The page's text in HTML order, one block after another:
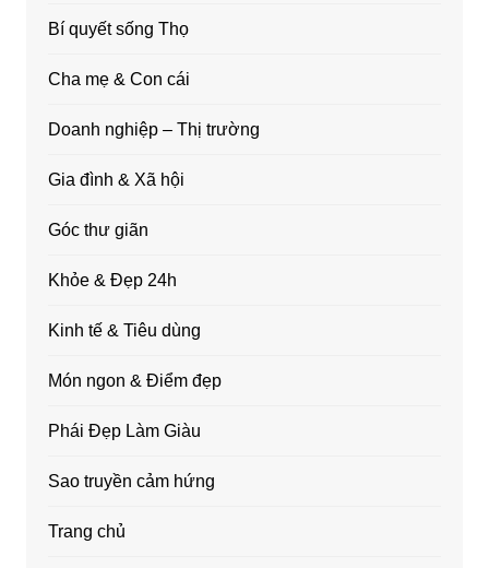
Bí quyết sống Thọ
Cha mẹ & Con cái
Doanh nghiệp – Thị trường
Gia đình & Xã hội
Góc thư giãn
Khỏe & Đẹp 24h
Kinh tế & Tiêu dùng
Món ngon & Điểm đẹp
Phái Đẹp Làm Giàu
Sao truyền cảm hứng
Trang chủ